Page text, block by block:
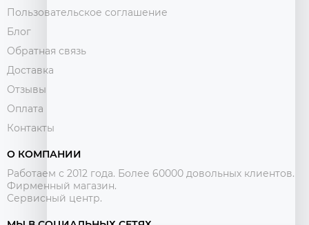
Пользовательское соглашение
Блог
Обратная связь
Доставка
Отзывы
Оплата
Контакты
О КОМПАНИИ
Работаем с 2012 года. Более 60000 довольных клиентов.
Фирменный магазин.
Сервисный центр.